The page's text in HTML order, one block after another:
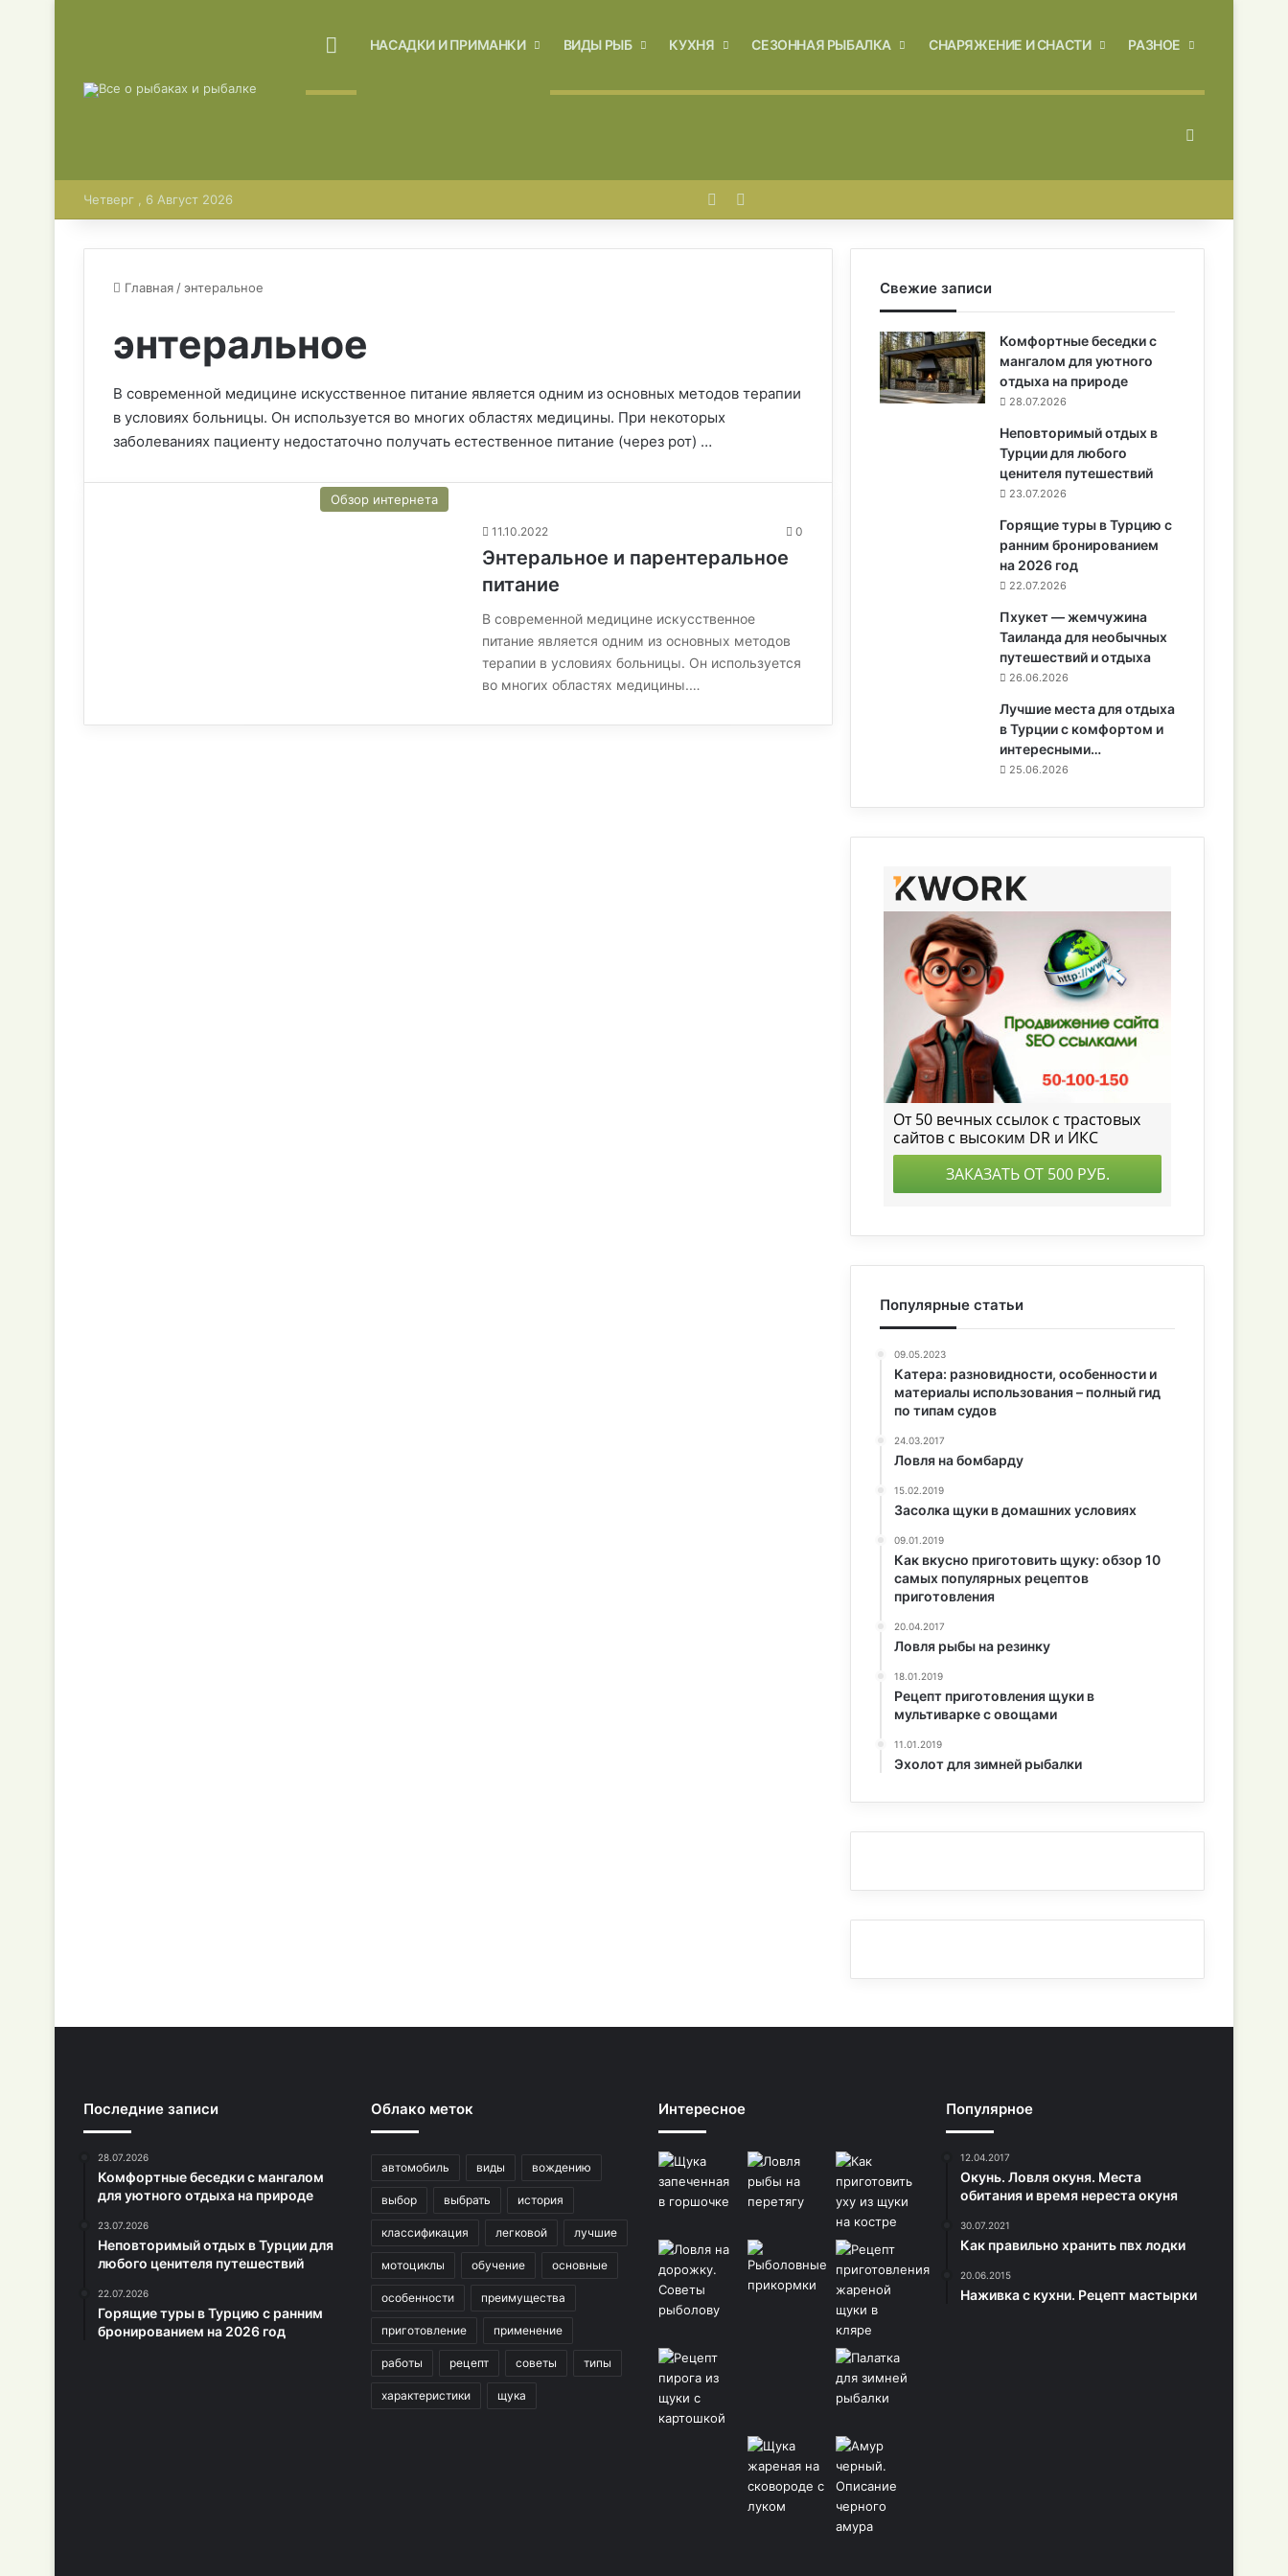
ГЛАВНАЯНАСАДКИ И ПРИМАНКИ ВИДЫ РЫБ КУХНЯ СЕЗОННАЯ РЫБАЛКА СНАРЯЖЕНИЕ И СНАСТИ РАЗНОЕ
Четверг , 6 Август 2026 Войти
Главная /энтеральное
энтеральное
В современной медицине искусственное питание является одним из основных методов терапии
в условиях больницы. Он используется во многих областях медицины. При некоторых
заболеваниях пациенту недостаточно получать естественное питание (через рот) …
Обзор интернета
11.10.2022 0
Энтеральное и парентеральное
питание
В современной медицине искусственное
питание является одним из основных методов
терапии в условиях больницы. Он используется
во многих областях медицины.…
Свежие записи
Комфортные беседки с
мангалом для уютного
отдыха на природе
28.07.2026
Неповторимый отдых в
Турции для любого
ценителя путешествий
23.07.2026
Горящие туры в Турцию с
ранним бронированием
на 2026 год
22.07.2026
Пхукет — жемчужина
Таиланда для необычных
путешествий и отдыха
26.06.2026
Лучшие места для отдыха
в Турции с комфортом и
интересными…
25.06.2026
Популярные статьи
09.05.2023
Катера: разновидности, особенности и
материалы использования – полный гид
по типам судов
24.03.2017
Ловля на бомбарду
15.02.2019
Засолка щуки в домашних условиях
09.01.2019
Как вкусно приготовить щуку: обзор 10
самых популярных рецептов
приготовления
20.04.2017
Ловля рыбы на резинку
18.01.2019
Рецепт приготовления щуки в
мультиварке с овощами
11.01.2019
Эхолот для зимней рыбалки
Последние записи
28.07.2026
Комфортные беседки с мангалом
для уютного отдыха на природе
23.07.2026
Неповторимый отдых в Турции для
любого ценителя путешествий
22.07.2026
Горящие туры в Турцию с ранним
бронированием на 2026 год
Облако меток
автомобиль виды вождению
выбор выбрать история
классификация легковой лучшие
мотоциклы обучение основные
особенности преимущества
приготовление применение
работы рецепт советы типы
характеристики щука
Интересное Популярное
12.04.2017
Окунь. Ловля окуня. Места
обитания и время нереста окуня
30.07.2021
Как правильно хранить пвх лодки
20.06.2015
Наживка с кухни. Рецепт мастырки